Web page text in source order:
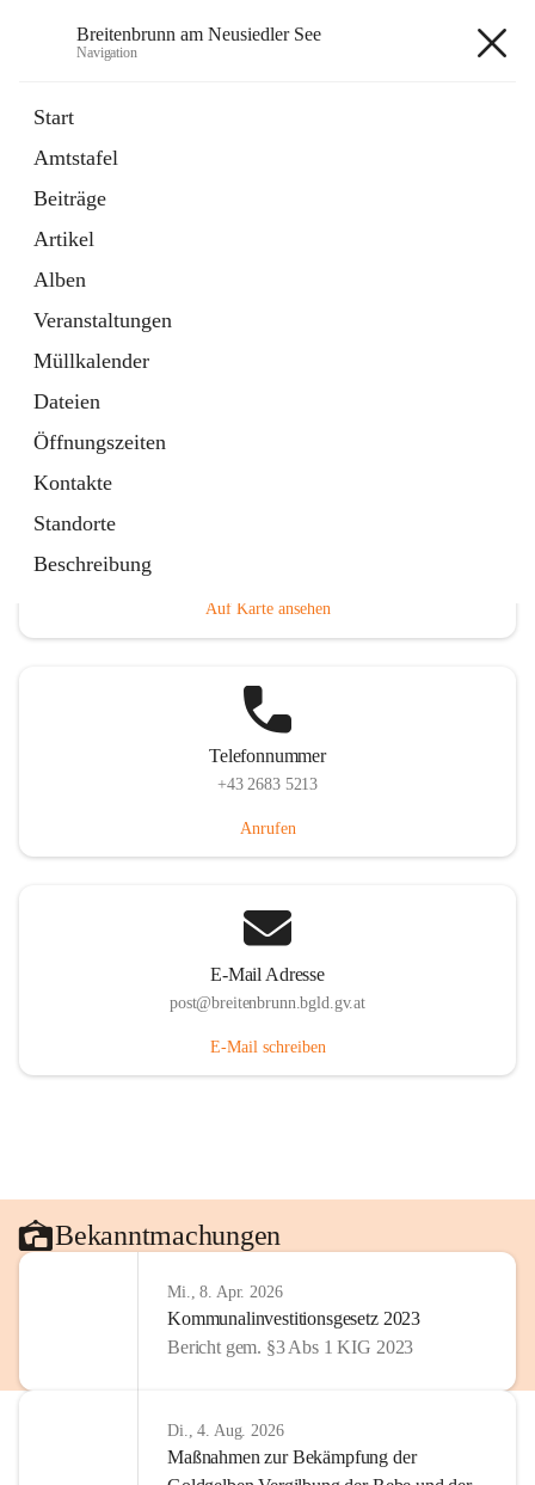
Breitenbrunn am Neusiedler See
Navigation
Start
Amtstafel
Beiträge
Artikel
Alben
Veranstaltungen
Müllkalender
Dateien
Öffnungszeiten
Kontakte
Standorte
Beschreibung
18 Schnellzugriffe
Gemeindeservice
Auf Karte ansehen
Telefonnummer
+43 2683 5213
Anrufen
E-Mail Adresse
post@breitenbrunn.bgld.gv.at
E-Mail schreiben
Bekanntmachungen
Mi., 8. Apr. 2026
Kommunalinvestitionsgesetz 2023
Bericht gem. §3 Abs 1 KIG 2023
Di., 4. Aug. 2026
Maßnahmen zur Bekämpfung der